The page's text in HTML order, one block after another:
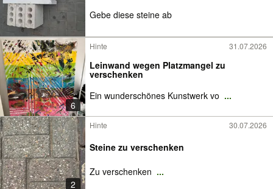
Gebe diese steine ab
6
Hinte 31.07.2026
Leinwand wegen Platzmangel zu
verschenken
Ein wunderschönes Kunstwerk vo ...
2
Hinte 30.07.2026
Steine zu verschenken
Zu verschenken ...